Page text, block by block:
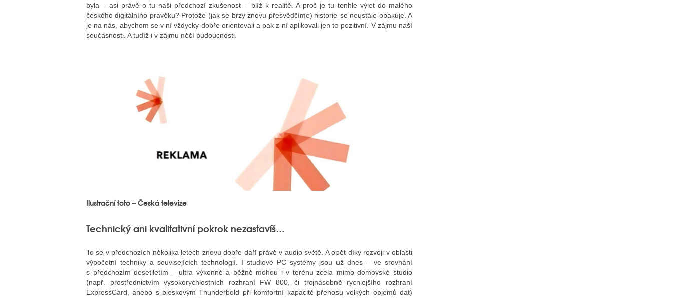
byla – asi právě o tu naši předchozí zkušenost – blíž k realitě. A proč je tu tenhle výlet do malého
českého digitálního pravěku? Protože (jak se brzy znovu přesvědčíme) historie se neustále opakuje. A
je na nás, abychom se v ní vždycky dobře orientovali a pak z ní aplikovali jen to pozitivní. V zájmu naší
současnosti. A tudíž i v zájmu něčí budoucnosti.
Ilustrační foto – Česká televize
Technický ani kvalitativní pokrok nezastavíš…
To se v předchozích několika letech znovu dobře daří právě v audio světě. A opět díky rozvoji v oblasti
výpočetní techniky a souvisejících technologií. I studiové PC systémy jsou už dnes – ve srovnání
s předchozím desetiletím – ultra výkonné a běžně mohou i v terénu zcela mimo domovské studio
(např. prostřednictvím vysokorychlostních rozhraní FW 800, či trojnásobně rychlejšího rozhraní
ExpressCard, anebo s bleskovým Thunderbold při komfortní kapacitě přenosu velkých objemů dat)